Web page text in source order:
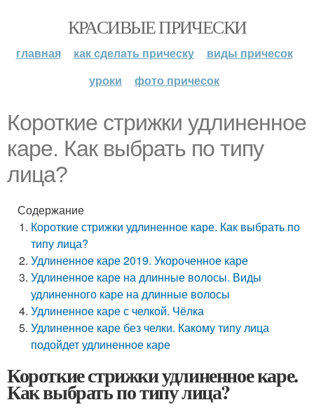
КРАСИВЫЕ ПРИЧЕСКИ
главная как сделать прическу
виды причесок
уроки
фото причесок
Короткие стрижки удлиненное
каре. Как выбрать по типу
лица?
Содержание
Короткие стрижки удлиненное каре. Как выбрать по
типу лица?
Удлиненное каре 2019. Укороченное каре
Удлиненное каре на длинные волосы. Виды
удлиненного каре на длинные волосы
Удлиненное каре с челкой. Чёлка
Удлиненное каре без челки. Какому типу лица
подойдет удлиненное каре
Короткие стрижки удлиненное каре.
Как выбрать по типу лица?